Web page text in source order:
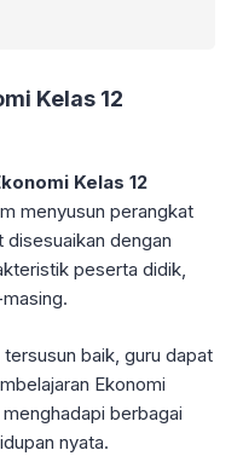
Kelas 12
Kelas 12
menyusun perangkat
disesuaikan dengan
peserta didik,
baik, guru dapat
Ekonomi
berbagai
nyata.